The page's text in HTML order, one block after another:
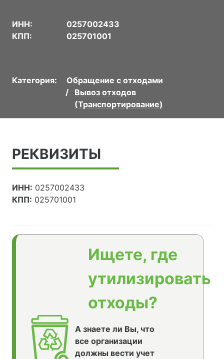
ИНН:
0257002433
КПП:
025701001
Категория:
Обращение с отходами
Вывоз отходов
(Транспортирование)
РЕКВИЗИТЫ
ИНН: 0257002433
КПП: 025701001
Ищете, где
утилизировать
отходы?
А знаете ли Вы, что
все организации
должны вести учет